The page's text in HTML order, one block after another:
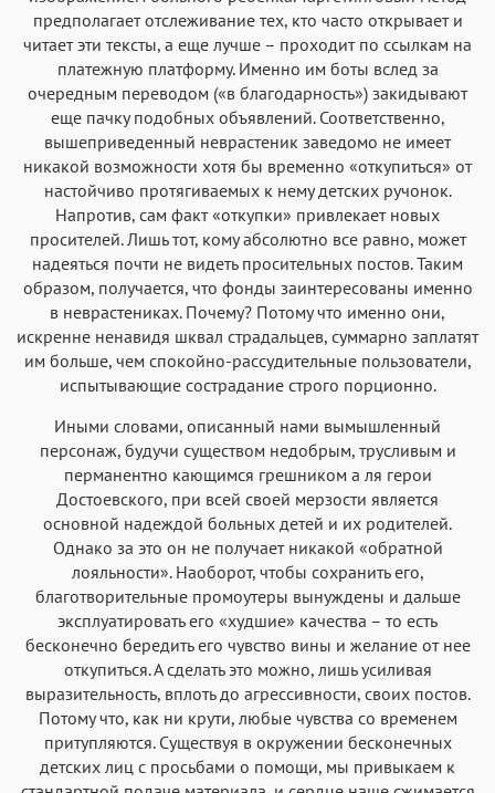
предполагает отслеживание тех, кто часто открывает и
читает эти тексты, а еще лучше – проходит по ссылкам на
платежную платформу. Именно им боты вслед за
очередным переводом («в благодарность») закидывают
еще пачку подобных объявлений. Соответственно,
вышеприведенный неврастеник заведомо не имеет
никакой возможности хотя бы временно «откупиться» от
настойчиво протягиваемых к нему детских ручонок.
Напротив, сам факт «откупки» привлекает новых
просителей. Лишь тот, кому абсолютно все равно, может
надеяться почти не видеть просительных постов. Таким
образом, получается, что фонды заинтересованы именно
в неврастениках. Почему? Потому что именно они,
искренне ненавидя шквал страдальцев, суммарно заплатят
им больше, чем спокойно-рассудительные пользователи,
испытывающие сострадание строго порционно.
Иными словами, описанный нами вымышленный
персонаж, будучи существом недобрым, трусливым и
перманентно кающимся грешником а ля герои
Достоевского, при всей своей мерзости является
основной надеждой больных детей и их родителей.
Однако за это он не получает никакой «обратной
лояльности». Наоборот, чтобы сохранить его,
благотворительные промоутеры вынуждены и дальше
эксплуатировать его «худшие» качества – то есть
бесконечно бередить его чувство вины и желание от нее
откупиться. А сделать это можно, лишь усиливая
выразительность, вплоть до агрессивности, своих постов.
Потому что, как ни крути, любые чувства со временем
притупляются. Существуя в окружении бесконечных
детских лиц с просьбами о помощи, мы привыкаем к